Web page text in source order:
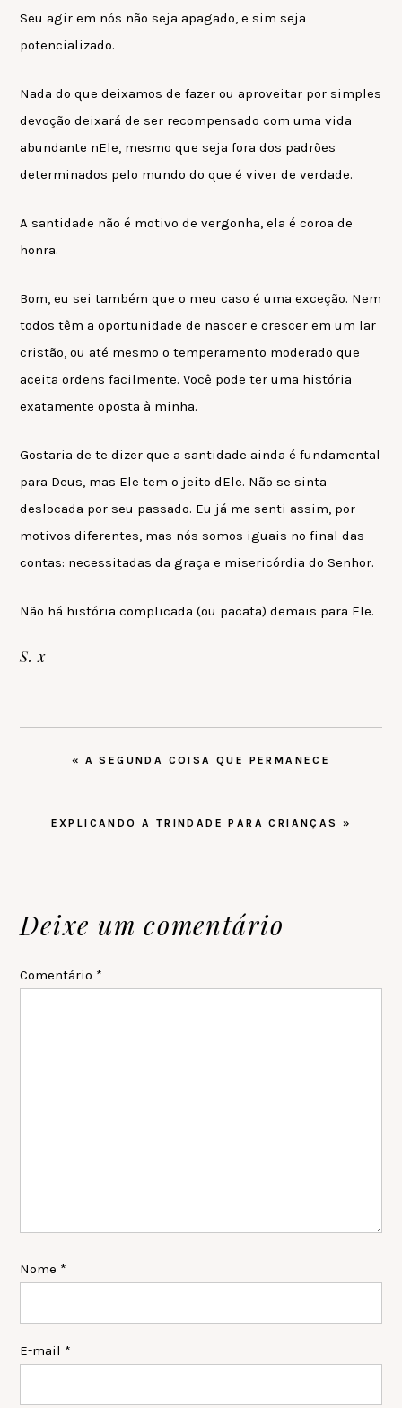
Seu agir em nós não seja apagado, e sim seja
potencializado.
Nada do que deixamos de fazer ou aproveitar por simples
devoção deixará de ser recompensado com uma vida
abundante nEle, mesmo que seja fora dos padrões
determinados pelo mundo do que é viver de verdade.
A santidade não é motivo de vergonha, ela é coroa de
honra.
Bom, eu sei também que o meu caso é uma exceção. Nem
todos têm a oportunidade de nascer e crescer em um lar
cristão, ou até mesmo o temperamento moderado que
aceita ordens facilmente. Você pode ter uma história
exatamente oposta à minha.
Gostaria de te dizer que a santidade ainda é fundamental
para Deus, mas Ele tem o jeito dEle. Não se sinta
deslocada por seu passado. Eu já me senti assim, por
motivos diferentes, mas nós somos iguais no final das
contas: necessitadas da graça e misericórdia do Senhor.
Não há história complicada (ou pacata) demais para Ele.
S. x
POST
« A SEGUNDA COISA QUE PERMANECE
PRÓXIMO
EXPLICANDO A TRINDADE PARA CRIANÇAS »
Reader
Interactions
Deixe um comentário
Comentário *
Nome *
E-mail *